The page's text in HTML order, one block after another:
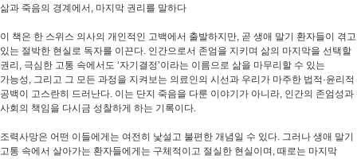
삶과 죽음의 경계에서, 마지막 권리를 말하다
이 책은 한 스위스 의사의 개인적인 고백에서 출발하지만, 곧 생애 말기 환자들이 겪고
있는 절박한 현실로 독자를 이끈다. 인간으로서 존엄을 지키며 삶의 마지막을 선택할
권리, 극심한 고통 속에서도 ‘자기결정’이라는 이름으로 삶을 마무리할 수 있는
가능성, 그리고 그 모든 과정을 지켜보는 의료인의 시선과 우리가 마주한 법적·윤리적
공백이 고스란히 드러난다. 이는 단지 죽음을 다룬 이야기가 아니라, 인간의 존엄성과
사회의 책임을 다시금 성찰하게 하는 기록이다.
조력사망은 어떤 이들에게는 여전히 낯설고 불편한 개념일 수 있다. 그러나 생애 말기
고통 속에서 살아가는 환자들에게는 구체적이고 절실한 현실이며, 때로는 마지막